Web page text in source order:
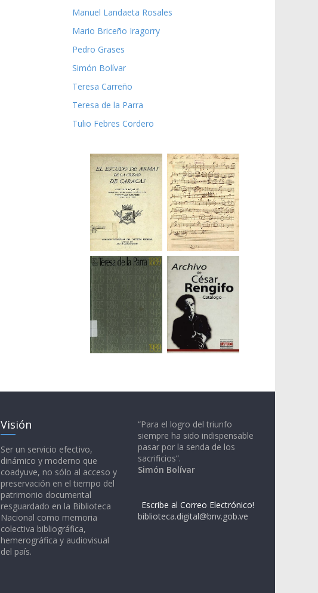
Manuel Landaeta Rosales
Mario Briceño Iragorry
Pedro Grases
Simón Bolívar
Teresa Carreño
Teresa de la Parra
Tulio Febres Cordero
Visión
Ser un servicio efectivo,
dinámico y moderno que
coadyuve, no sólo al acceso y
preservación en el tiempo del
patrimonio documental
resguardado en la Biblioteca
Nacional como memoria
colectiva bibliográfica,
hemerográfica y audiovisual
del país.
“Para el logro del triunfo
siempre ha sido indispensable
pasar por la senda de los
sacrificios”.
Simón Bolívar
Escribe al Correo Electrónico!
biblioteca.digital@bnv.gob.ve